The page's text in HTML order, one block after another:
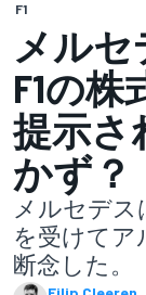
F1
メル
F1の株
提示さ
かず？
メルセデス
を受けてア
断念した。